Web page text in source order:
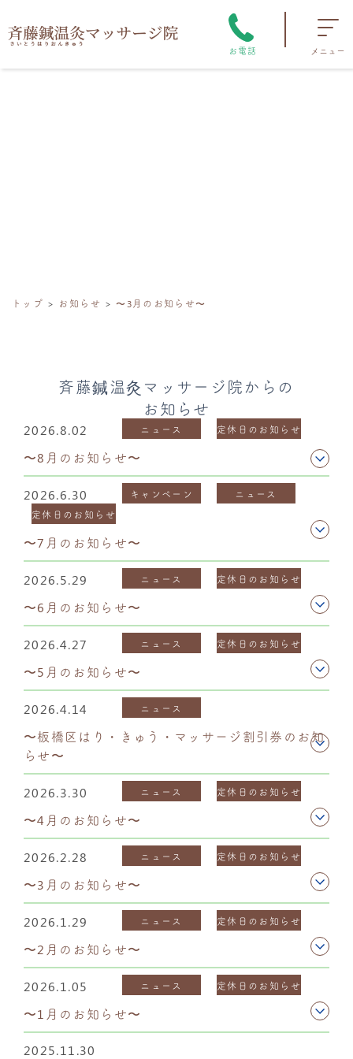
お電話 メニュー
トップ お知らせ 〜3月のお知らせ〜
斉藤鍼温灸マッサージ院からの
お知らせ
2026.8.02 ニュース 定休日のお知らせ
〜8月のお知らせ〜
2026.6.30 キャンペーン
ニュース
定休日のお知らせ
〜7月のお知らせ〜
2026.5.29 ニュース 定休日のお知らせ
〜6月のお知らせ〜
2026.4.27 ニュース 定休日のお知らせ
〜5月のお知らせ〜
2026.4.14 ニュース
〜板橋区はり・きゅう・マッサージ割引券のお知
らせ〜
2026.3.30 ニュース 定休日のお知らせ
〜4月のお知らせ〜
2026.2.28 ニュース 定休日のお知らせ
〜3月のお知らせ〜
2026.1.29 ニュース 定休日のお知らせ
〜2月のお知らせ〜
2026.1.05 ニュース 定休日のお知らせ
〜1月のお知らせ〜
2025.11.30